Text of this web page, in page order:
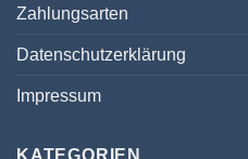
Zahlungsarten
Datenschutzerklärung
Impressum
KATEGORIEN